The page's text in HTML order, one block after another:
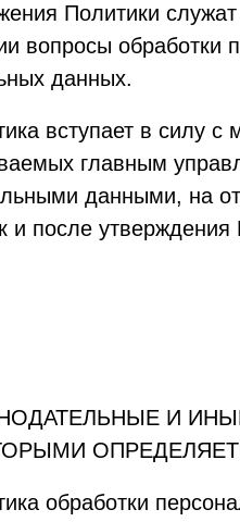
Политики
вопросы обработки
данных.
вступает в силу
главным
данными, на
и после утверждения
И
обработки